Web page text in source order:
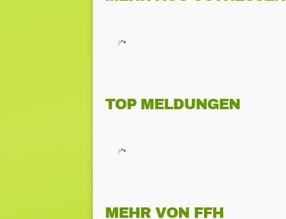
TOP MELDUNGEN
MEHR VON FFH